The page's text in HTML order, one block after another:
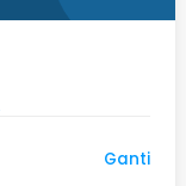
Ganti